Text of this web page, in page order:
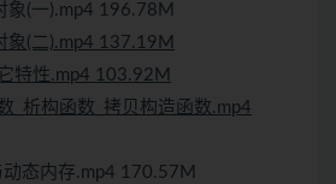
象(一).mp4 196.78M
象(二).mp4 137.19M
特性.mp4 103.92M
_析构函数_拷贝构造函数.mp4
动态内存.mp4 170.57M